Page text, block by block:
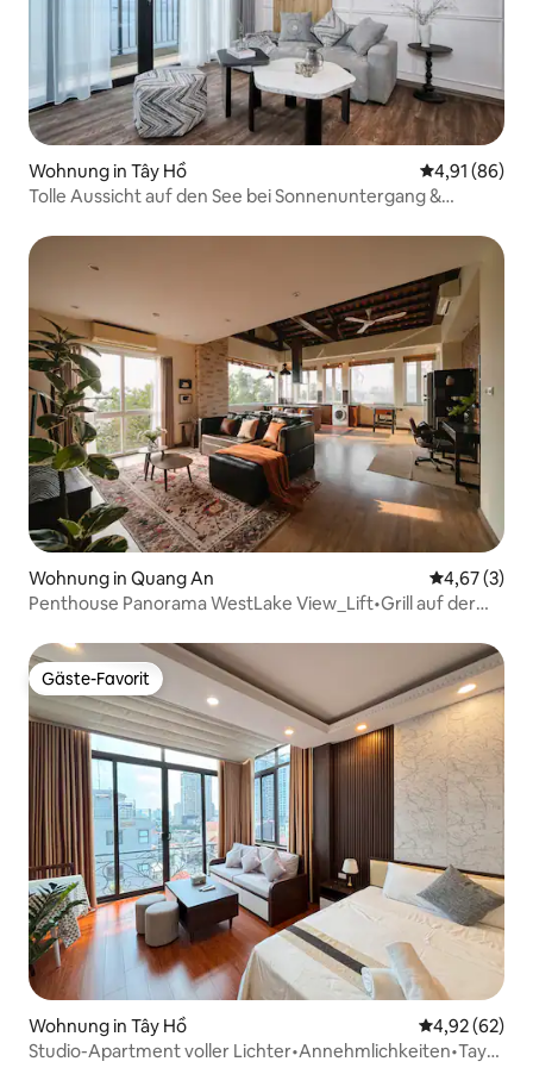
Wohnung in Tây Hồ
4,91 (86)
Tolle Aussicht auf den See bei Sonnenuntergang &
Wohnung in Quang An
4,67 (3)
Penthouse Panorama WestLake View_Lift•Grill auf der
Gäste-Favorit
Gäste-Favorit
Wohnung in Tây Hồ
4,92 (62)
Studio-Apartment voller Lichter•Annehmlichkeiten•Tay